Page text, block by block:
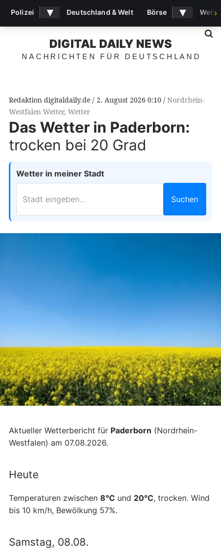
DIGITAL DAILY NEWS
NACHRICHTEN FÜR DEUTSCHLAND
Redaktion digitaldaily.de 2. August 2026 0:10
Nordrhein-
Westfalen Wetter, Wetter
Das Wetter in Paderborn:
trocken bei 20 Grad
Wetter in meiner Stadt
Suchen
Aktueller Wetterbericht für Paderborn (Nordrhein-
Westfalen) am 07.08.2026.
Heute
Temperaturen zwischen 8°C und 20°C, trocken. Wind
bis 10 km/h, Bewölkung 57%.
Samstag, 08.08.
Polizei ▾ Deutschland & Welt Börse ▾ ›